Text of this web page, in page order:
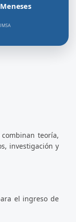
teoría,
investigación y
el ingreso de